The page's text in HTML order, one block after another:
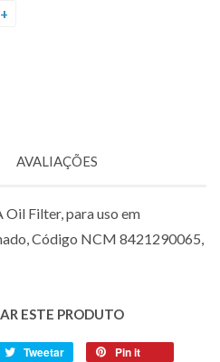
+
AVALIAÇÕES
Filter, para uso em
Código NCM 8421290065,
ESTE PRODUTO
Tweetar
Tuite
Pin it